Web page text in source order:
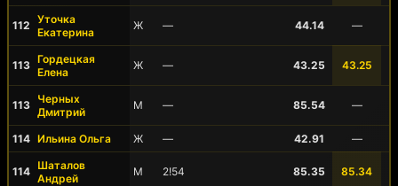
112 Уточка
Екатерина
Ж — 44.14 —
113 Гордецкая
Елена
Ж — 43.25 43.25
113 Черных
Дмитрий
М — 85.54 —
114 Ильина Ольга Ж — 42.91 —
114 Шаталов
Андрей
М 2!54 85.35 85.34